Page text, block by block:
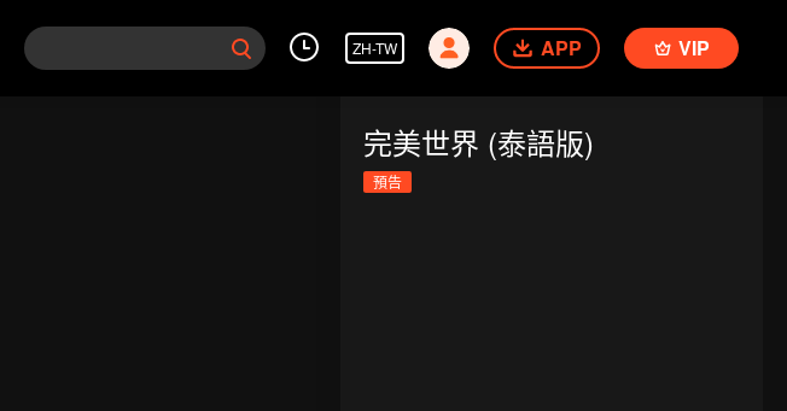
ZH-TW APP VIP
完美世界 (泰語版)
預告